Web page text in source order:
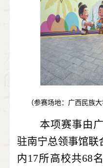
（参赛场地：广西民族
驻南宁总领事馆联
内17所高校共68